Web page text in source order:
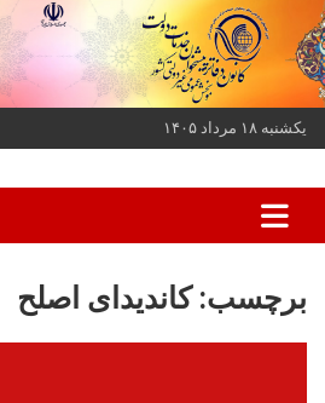
به
محتوا
بروید
یکشنبه ۱۸ مرداد ۱۴۰۵
کانون دفاتر پیشخوان
برچسب:کاندیدای اصلح